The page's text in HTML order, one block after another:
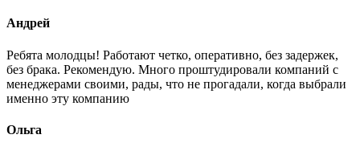
Андрей
Ребята молодцы! Работают четко, оперативно, без задержек,
без брака. Рекомендую. Много проштудировали компаний с
менеджерами своими, рады, что не прогадали, когда выбрали
именно эту компанию
Ольга